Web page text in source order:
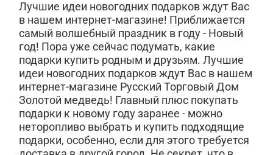
Лучшие идеи новогодних подарков ждут Вас
в нашем интернет-магазине! Приближается
самый волшебный праздник в году - Новый
год! Пора уже сейчас подумать, какие
подарки купить родным и друзьям. Лучшие
идеи новогодних подарков ждут Вас в нашем
интернет-магазине Русский Торговый Дом
Золотой медведь! Главный плюс покупать
подарки к новому году заранее - можно
неторопливо выбрать и купить подходящие
подарки, особенно, если для этого требуется